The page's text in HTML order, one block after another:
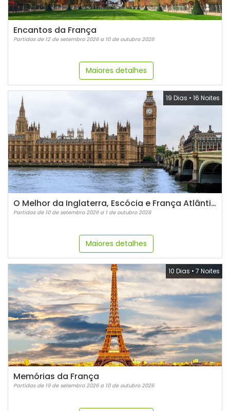
Encantos da França
Partidas de 12 de setembro 2026 a 10 de outubro 2026
Maiores detalhes
19 Dias • 16 Noites
O Melhor da Inglaterra, Escócia e França Atlântica
Partidas de 10 de setembro 2026 a 1 de outubro 2026
Maiores detalhes
10 Dias • 7 Noites
Memórias da França
Partidas de 19 de setembro 2026 a 10 de outubro 2026